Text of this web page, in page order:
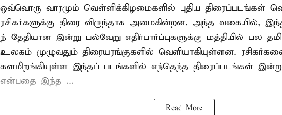
ஒவ்வொரு வாரமும் வெள்ளிக்கிழமைகளில் புதிய திரைப்படங்கள்
ரசிகர்களுக்கு திரை விருந்தாக அமைகின்றன. அந்த வகையில்,
ந் தேதியான இன்று பல்வேறு எதிர்பார்ப்புகளுக்கு மத்தியில் பல
உலகம் முழுவதும் திரையரங்குகளில் வெளியாகியுள்ளன.
களமிறங்கியுள்ள இந்தப் படங்களில் எந்தெந்த திரைப்படங்கள்
என்பதை இந்த ...
Read More